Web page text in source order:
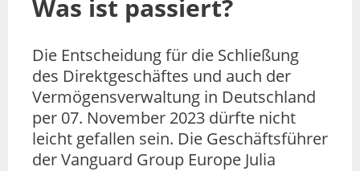
Was ist passiert?
Die Entscheidung für die Schließung
des Direktgeschäftes und auch der
Vermögensverwaltung in Deutschland
per 07. November 2023 dürfte nicht
leicht gefallen sein. Die Geschäftsführer
der Vanguard Group Europe Julia